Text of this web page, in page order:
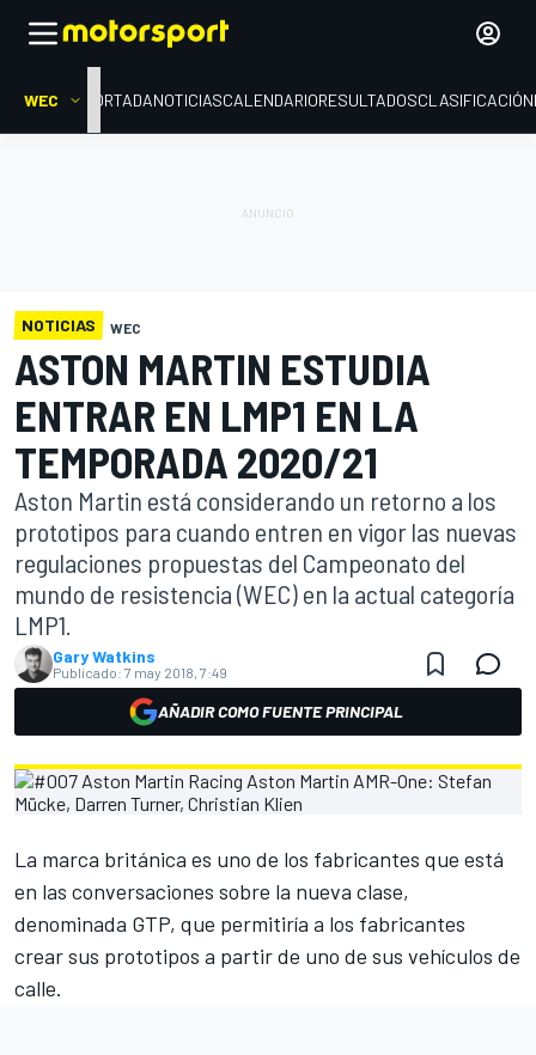
WEC PORTADANOTICIASCALENDARIORESULTADOSCLASIFICACIÓN
NOTICIAS WEC
ASTON MARTIN ESTUDIA
ENTRAR EN LMP1 EN LA
TEMPORADA 2020/21
Aston Martin está considerando un retorno a los
prototipos para cuando entren en vigor las nuevas
regulaciones propuestas del Campeonato del
mundo de resistencia (WEC) en la actual categoría
LMP1.
Gary Watkins
Publicado: 7 may 2018, 7:49
AÑADIR COMO FUENTE PRINCIPAL
La marca británica es uno de los fabricantes que está
en las conversaciones sobre la nueva clase,
denominada GTP, que permitiría a los fabricantes
crear sus prototipos a partir de uno de sus vehículos de
calle.